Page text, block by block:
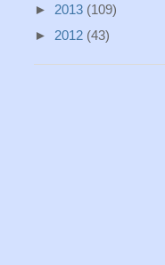
► 2013 (109)
► 2012 (43)